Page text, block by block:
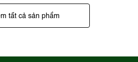
tất cả sản phẩm